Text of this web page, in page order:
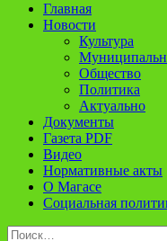
Главная
Новости
Культура
Общество
Политика
Актуально
Документы
Газета PDF
Видео
Нормативные акты
О Магасе
Социальная
Найти: